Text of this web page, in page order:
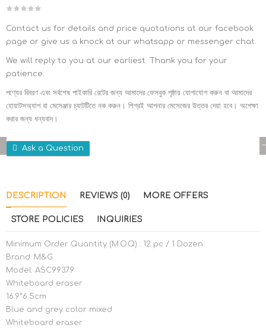
Contact us for details and price quotations at our facebook
page or give us a knock at our whatsapp or messenger chat.
We will reply to you at our earliest. Thank you for your
patience.
পণ্যের বিবরণ এবং সর্বশেষ পাইকারি রেটের জন্য আমাদের ফেসবুক পৃষ্ঠায় যোগাযোগ করুন বা আমাদের
হোয়াটসঅ্যাপ বা মেসেঞ্জার চ্যাটটিতে নক করুন। শিগ্রই আপনার মেসেজের উত্তর দেয়া হবে। অপেক্ষা
করার জন্য ধন্যবাদ।
Ask a Question
DESCRIPTION REVIEWS (0) MORE OFFERS
STORE POLICIES INQUIRIES
Minimum Order Quantity (M.O.Q) : 12 pc / 1 Dozen.
Brand: M&G
Model: ASC99379
Whiteboard eraser
16.9*6.5cm
Blue and grey color mixed
Whiteboard eraser